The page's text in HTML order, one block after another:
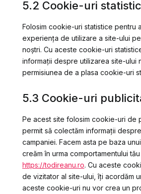
5.2 Cookie-uri
Folosim cookie-uri statistice pentru
experiența de utilizare a site-ului
noștri. Cu aceste cookie-uri
informații despre utilizarea site-ului
permisiunea de a plasa cookie-uri
5.3 Cookie-uri
Pe acest site folosim cookie-uri de
permit să colectăm informații
campaniei. Facem asta pe baza
creăm în urma comportamentului
https://todireanu.ro. Cu aceste
de vizitator al site-ului, îți acordăm
aceste cookie-uri nu vor crea un